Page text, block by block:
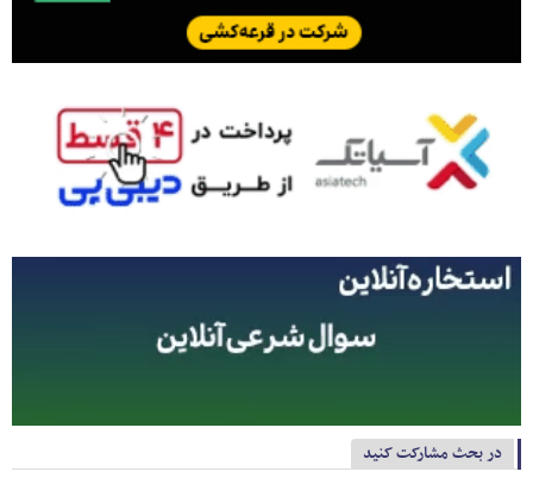
در بحث مشارکت کنید